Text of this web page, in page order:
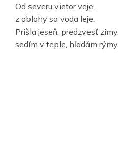
Od severu vietor veje,
z oblohy sa voda leje.
Prišla jeseň, predzvesť zimy,
sedím v teple, hľadám rýmy.